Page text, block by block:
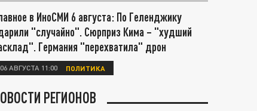
в ИноСМИ 6 августа: По Геленджику
"случайно". Сюрприз Кима – "худший
Германия "перехватила" дрон
06 АВГУСТА 11:00 ПОЛИТИКА
РЕГИОНОВ